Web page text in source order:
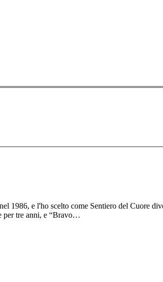
1986, e l'ho scelto come Sentiero del Cuore
per tre anni, e “Bravo…